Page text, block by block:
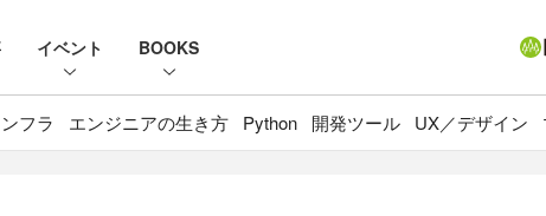
イベント BOOKS
フラ エンジニアの生き方 Python 開発ツール UX／デザイン